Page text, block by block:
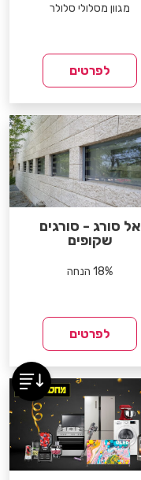
מגוון מסלולי סלולר
לפרטים
אל סורג - סורגים
שקופים
18% הנחה
לפרטים